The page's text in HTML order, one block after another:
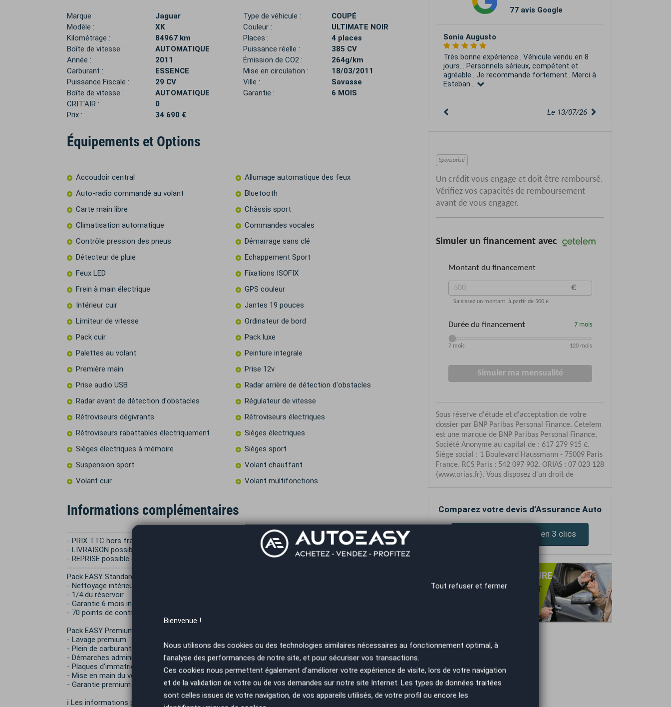
Marque :
Jaguar
Modèle :
XK
Kilométrage :
84967 km
Boîte de vitesse :
AUTOMATIQUE
Année :
2011
Carburant :
ESSENCE
Puissance Fiscale :
29 CV
Boîte de vitesse :
AUTOMATIQUE
CRIT'AIR :
0
Prix :
34 690 €
Type de véhicule :
COUPÉ
Couleur :
ULTIMATE NOIR
Places :
4 places
Puissance réelle :
385 CV
Émission de CO2 :
264g/km
Mise en circulation :
18/03/2011
Ville :
Savasse
Garantie :
6 MOIS
Équipements et Options
Accoudoir central
Allumage automatique des feux
Auto-radio commandé au volant
Bluetooth
Carte main libre
Châssis sport
Climatisation automatique
Commandes vocales
Contrôle pression des pneus
Démarrage sans clé
Détecteur de pluie
Echappement Sport
Feux LED
Fixations ISOFIX
Frein à main électrique
GPS couleur
Intérieur cuir
Jantes 19 pouces
Limiteur de vitesse
Ordinateur de bord
Pack cuir
Pack luxe
Palettes au volant
Peinture integrale
Première main
Prise 12v
Prise audio USB
Radar arrière de détection d'obstacles
Radar avant de détection d'obstacles
Régulateur de vitesse
Rétroviseurs dégivrants
Rétroviseurs électriques
Rétroviseurs rabattables électriquement
Sièges électriques
Sièges électriques à mémoire
Sièges sport
Suspension sport
Volant chauffant
Volant cuir
Volant multifonctions
Informations complémentaires
------------------------------------------------------------
- PRIX TTC hors frais de mise à la route et carte grise.
- LIVRAISON possible dans toute la France à votre domicile ou votre bureau ! (sur devis).
- REPRISE possible de votre ancien véhicule.
------------------------------------------------------------
Pack EASY Standard 490€ TTC :
- Nettoyage intérieur
- 1/4 du réservoir
- Garantie 6 mois inclus
- 70 points de contrôles
Pack EASY Premium 890€ TTC :
- Lavage premium
- Plein de carburant
- Démarches administratives
- Plaques d'immatriculation
- Mise en main du véhicule
- Garantie premium toutes options (12 mois)
ℹ️ Les informations présentes dans cette annonce sont non contractuelles et fournies à titre
77 avis Google
Guillaume Cjkl
Très bonne expérience, Guillaume a su
m’accompagner dans la vente de mon
véhicule. Je le recommande pour son
professionnalisme et sa gentillesse.
Le 02/07/26
Comparez votre devis d’Assurance Auto
Devis assurance en 3 clics
REPRISE DE VOTRE VOITURE
SANS OBLIGATION D'ACHAT
Tout refuser et fermer
Bienvenue !
Nous utilisons des cookies ou des technologies similaires nécessaires au fonctionnement optimal, à
l'analyse des performances de notre site, et pour sécuriser vos transactions.
Ces cookies nous permettent également d'améliorer votre expérience de visite, lors de votre navigation
et de la validation de votre ou de vos demandes sur notre site Internet. Les types de données traitées
sont celles issues de votre navigation, de vos appareils utilisés, de votre profil ou encore les